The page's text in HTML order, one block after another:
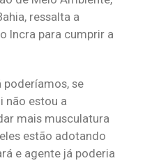
ressalta a
Incra para cumprir a
poderíamos, se
não estou a
mais musculatura
estão adotando
e agente já poderia